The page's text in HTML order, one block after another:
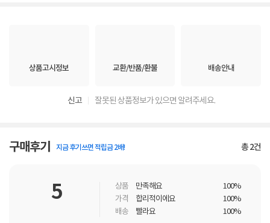
상품고시정보 교환/반품/환불 배송안내
신고 잘못된 상품정보가 있으면 알려주세요.
구매후기 지금 후기쓰면 적립금 2배! 총2건
5 상품 만족해요
100%
가격
합리적이에요
100%
배송
빨라요 100%